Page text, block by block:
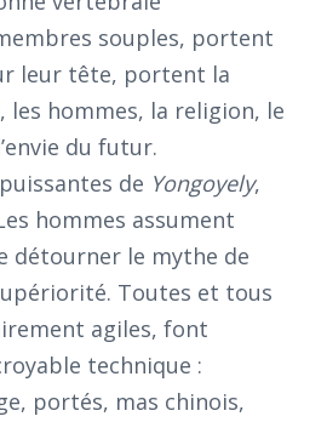
souples, portent
leur tête, portent la
hommes, la religion, le
du futur.
de Yongoyely,
hommes assument
détourner le mythe de
Toutes et tous
agiles, font
technique :
portés, mas chinois,